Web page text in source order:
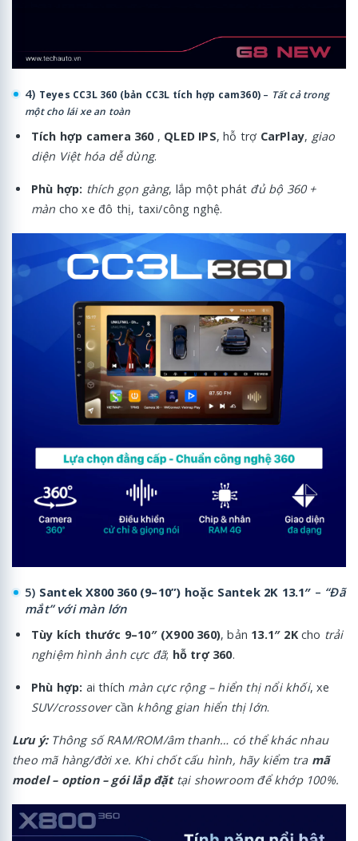
4) Teyes CC3L 360 (bản CC3L tích hợp cam360) – Tất cả trong
một cho lái xe an toàn
Tích hợp camera 360, QLED IPS, hỗ trợ CarPlay, giao
diện Việt hóa dễ dùng.
Phù hợp: thích gọn gàng, lắp một phát đủ bộ 360 +
màn cho xe đô thị, taxi/công nghệ.
5) Santek X800 360 (9–10”) hoặc Santek 2K 13.1″ – “Đã
mắt” với màn lớn
Tùy kích thước 9–10″ (X900 360), bản 13.1″ 2Kcho trải
nghiệm hình ảnh cực đã; hỗ trợ 360.
Phù hợp: ai thích màn cực rộng – hiển thị nổi khối, xe
SUV/crossovercần không gian hiển thị lớn.
Lưu ý: Thông số RAM/ROM/âm thanh… có thể khác nhau
theo mã hàng/đời xe. Khi chốt cấu hình, hãy kiểm tra mã
model – option – gói lắp đặttại showroom để khớp 100%.